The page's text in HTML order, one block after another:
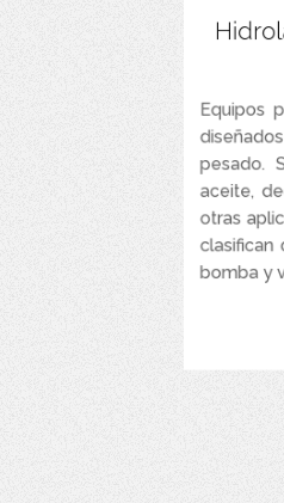
Equipos
pesado.
aceite,
otras
bomba y